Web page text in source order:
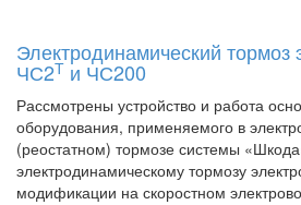
Электродинамический тормоз
ЧС2Т и ЧС200
Рассмотрены устройство и работа
оборудования, применяемого в
(реостатном) тормозе системы
электродинамическому тормозу
модификации на скоростном